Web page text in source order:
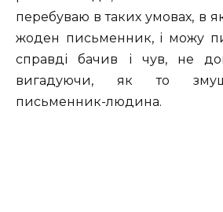
перебуваю в таких умовах, в
жоден письменник, і можу
справді бачив і чув, не
вигадуючи, як то
письменник-людина.